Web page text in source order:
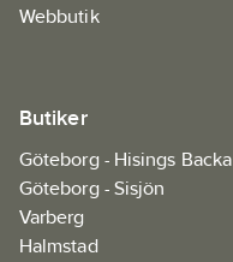
Webbutik
Butiker
Göteborg - Hisings Backa
Göteborg - Sisjön
Varberg
Halmstad